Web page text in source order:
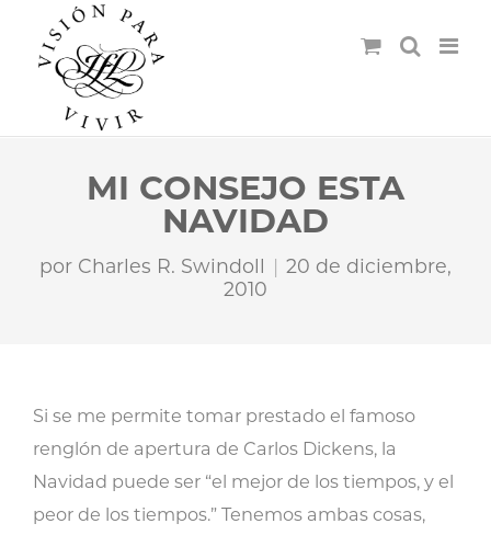
MI CONSEJO ESTA
NAVIDAD
por Charles R. Swindoll
20 de diciembre,
2010
Si se me permite tomar prestado el famoso
renglón de apertura de Carlos Dickens, la
Navidad puede ser “el mejor de los tiempos, y el
peor de los tiempos.” Tenemos ambas cosas,